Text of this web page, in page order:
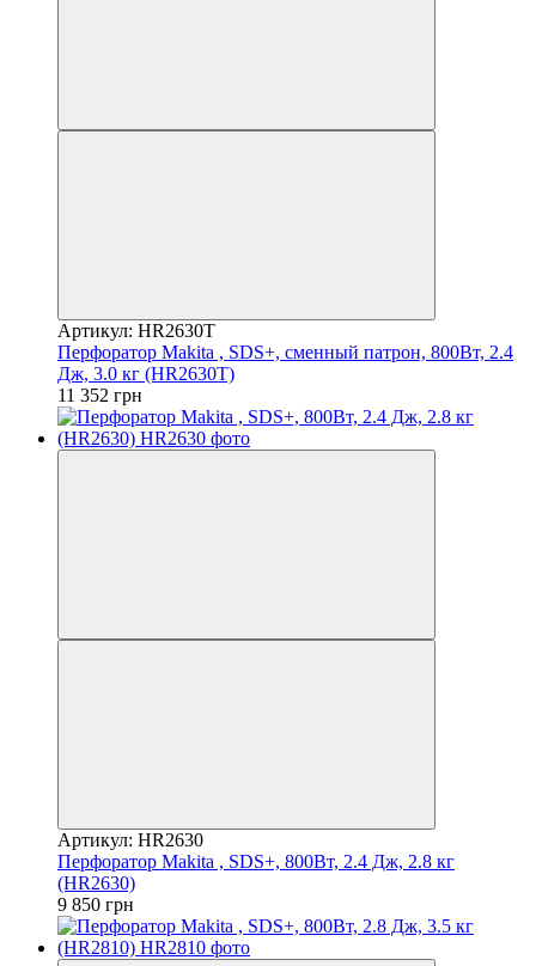
Артикул: HR2630T
Перфоратор Makita , SDS+, сменный патрон, 800Вт, 2.4
Дж, 3.0 кг (HR2630T)
11 352 грн
Артикул: HR2630
Перфоратор Makita , SDS+, 800Вт, 2.4 Дж, 2.8 кг
(HR2630)
9 850 грн